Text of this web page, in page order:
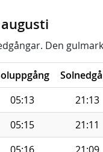
Den
05:13 21:13
05:15 21:11